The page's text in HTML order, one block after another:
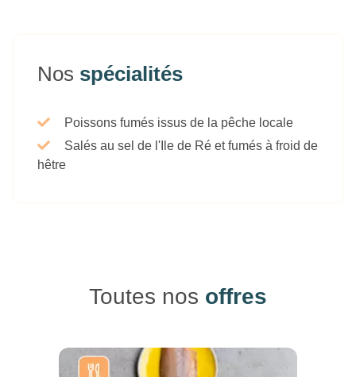
Nos spécialités
Poissons fumés issus de la pêche locale
Salés au sel de l'Ile de Ré et fumés à froid de
hêtre
Toutes nos offres